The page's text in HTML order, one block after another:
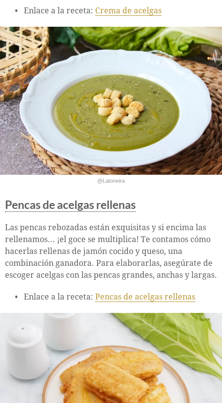
Enlace a la receta: Crema de acelgas
@Latoneira
Pencas de acelgas rellenas
Las pencas rebozadas están exquisitas y si encima las
rellenamos... ¡el goce se multiplica! Te contamos cómo
hacerlas rellenas de jamón cocido y queso, una
combinación ganadora. Para elaborarlas, asegúrate de
escoger acelgas con las pencas grandes, anchas y largas.
Enlace a la receta: Pencas de acelgas rellenas